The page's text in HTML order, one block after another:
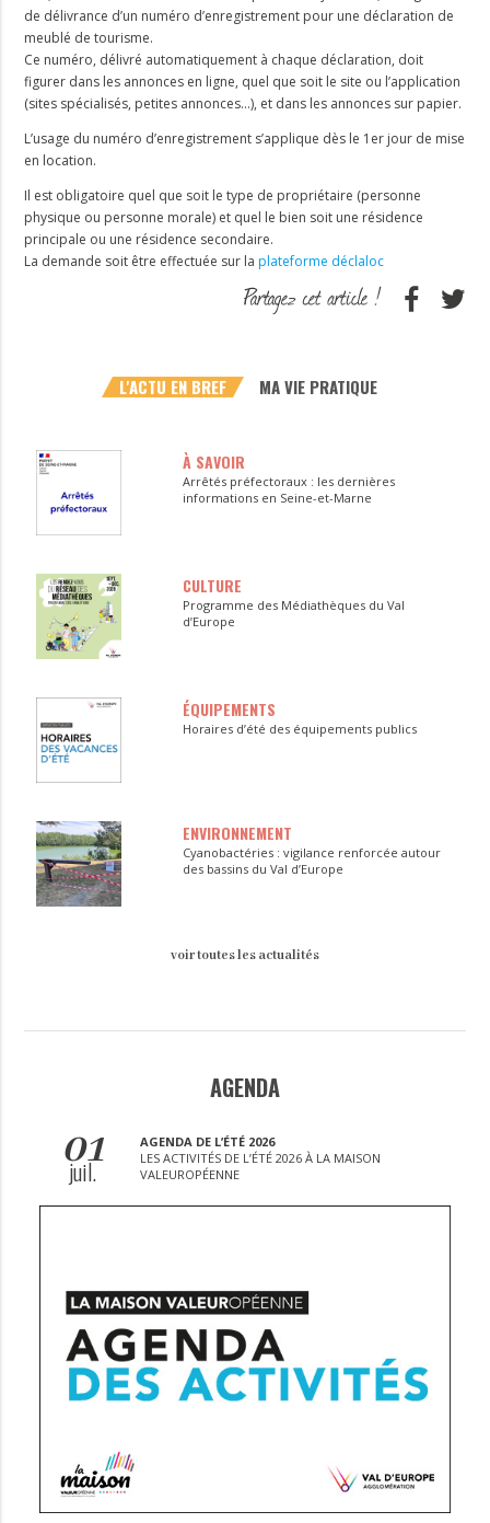
de délivrance d’un numéro d’enregistrement pour une déclaration de
meublé de tourisme.
Ce numéro, délivré automatiquement à chaque déclaration, doit
figurer dans les annonces en ligne, quel que soit le site ou l’application
(sites spécialisés, petites annonces…), et dans les annonces sur papier.
L’usage du numéro d’enregistrement s’applique dès le 1er jour de mise
en location.
Il est obligatoire quel que soit le type de propriétaire (personne
physique ou personne morale) et quel le bien soit une résidence
principale ou une résidence secondaire.
La demande soit être effectuée sur laplateforme déclaloc
L'ACTU EN BREF MA VIE PRATIQUE
À SAVOIR
Arrêtés préfectoraux : les dernières
informations en Seine-et-Marne
CULTURE
Programme des Médiathèques du Val
d’Europe
ÉQUIPEMENTS
Horaires d’été des équipements publics
ENVIRONNEMENT
Cyanobactéries : vigilance renforcée autour
des bassins du Val d’Europe
voir toutes les actualités
AGENDA
01
juil.
AGENDA DE L’ÉTÉ 2026
LES ACTIVITÉS DE L’ÉTÉ 2026 À LA MAISON
VALEUROPÉENNE